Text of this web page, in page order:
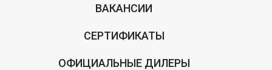
ВАКАНСИИ
СЕРТИФИКАТЫ
ОФИЦИАЛЬНЫЕ ДИЛЕРЫ